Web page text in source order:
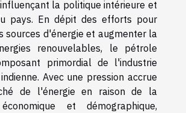
la politique intérieure et
pays. En dépit des efforts pour
sources d'énergie et augmenter la
renouvelables, le pétrole
primordial de l'industrie
Avec une pression accrue
de l'énergie en raison de la
et démographique,